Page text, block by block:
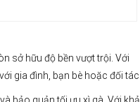
sở hữu độ bền vượt trội. Với
gia đình, bạn bè hoặc đối tác.
bảo quản tối ưu xì gà. Với khả